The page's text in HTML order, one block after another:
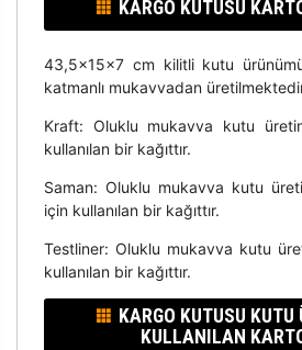
KARGO KUTUSU
43,5x15x7 cm kilitli kutu
katmanlı mukavvadan
Kraft: Oluklu mukavva kutu
kullanılan bir kağıttır.
Saman: Oluklu mukavva kutu
için kullanılan bir kağıttır.
Testliner: Oluklu mukavva kutu
kullanılan bir kağıttır.
KARGO KUTUSU KUTU
KULLANILAN